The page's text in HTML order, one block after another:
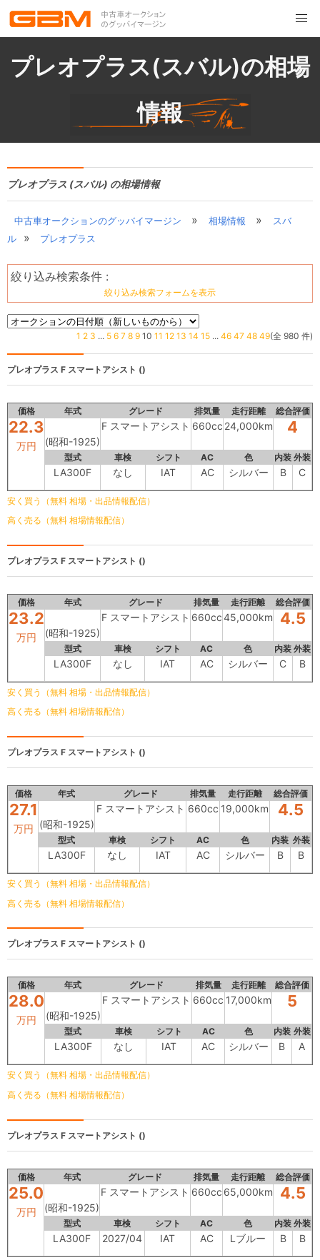
プレオプラス(スバル)の相場
情報
プレオプラス (スバル) の相場情報
中古車オークションのグッバイマージン » 相場情報 »
スバ
ル
» プレオプラス
絞り込み検索条件 :
絞り込み検索フォームを表示
1 2 3 ... 5 6 7 8 9 10 11 12 13 14 15 ... 46 47 48 49(全 980 件)
プレオプラス F スマートアシスト ()
価格 年式 グレード 排気量 走行距離 総合評価
22.3
万円 (昭和-1925)
F スマートアシスト 660cc 24,000km 4
型式 車検 シフト AC 色 内装 外装
LA300F なし IAT AC シルバー B C
安く買う（無料 相場・出品情報配信）
高く売る（無料 相場情報配信）
プレオプラス F スマートアシスト ()
価格 年式 グレード 排気量 走行距離 総合評価
23.2
万円 (昭和-1925)
F スマートアシスト 660cc45,000km 4.5
型式 車検 シフト AC 色 内装 外装
LA300F なし IAT AC シルバー C B
安く買う（無料 相場・出品情報配信）
高く売る（無料 相場情報配信）
プレオプラス F スマートアシスト ()
価格 年式 グレード 排気量 走行距離 総合評価
27.1
万円 (昭和-1925)
F スマートアシスト 660cc 19,000km 4.5
型式 車検 シフト AC 色 内装 外装
LA300F なし IAT AC シルバー B B
安く買う（無料 相場・出品情報配信）
高く売る（無料 相場情報配信）
プレオプラス F スマートアシスト ()
価格 年式 グレード 排気量 走行距離 総合評価
28.0
万円 (昭和-1925)
F スマートアシスト 660cc 17,000km 5
型式 車検 シフト AC 色 内装 外装
LA300F なし IAT AC シルバー B A
安く買う（無料 相場・出品情報配信）
高く売る（無料 相場情報配信）
プレオプラス F スマートアシスト ()
価格 年式 グレード 排気量 走行距離 総合評価
25.0
万円 (昭和-1925)
F スマートアシスト 660cc 65,000km 4.5
型式 車検 シフト AC 色 内装 外装
LA300F 2027/04 IAT AC Lブルー B B